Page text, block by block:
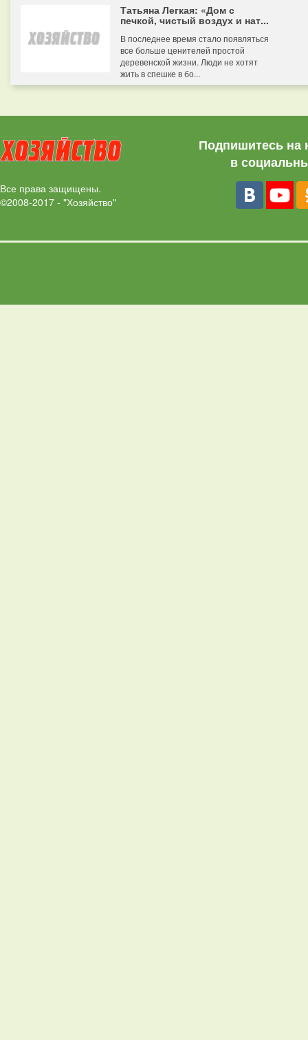
Татьяна Легкая: «Дом с
печкой, чистый воздух и нат...
В последнее время стало появляться
все больше ценителей простой
деревенской жизни. Люди не хотят
жить в спешке в бо...
Все права защищены.
©2008-2017 - "Хозяйство"
Подпишитесь на
в